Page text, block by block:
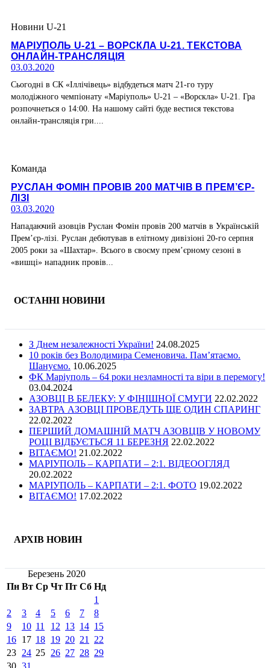
Новини U-21
МАРІУПОЛЬ U-21 – ВОРСКЛА U-21. ТЕКСТОВА
ОНЛАЙН-ТРАНСЛЯЦІЯ
03.03.2020
Сьогодні в СК «Іллічівець» відбудеться матч 21-го туру
молодіжного чемпіонату «Маріуполь» U-21 – «Ворскла» U-21. Гра
розпочнеться о 14:00. На нашому сайті буде вестися текстова
онлайн-трансляція гри....
Команда
РУСЛАН ФОМІН ПРОВІВ 200 МАТЧІВ В ПРЕМ’ЄР-
ЛІЗІ
03.03.2020
Нападаючий азовців Руслан Фомін провів 200 матчів в Українській
Прем’єр-лізі. Руслан дебютував в елітному дивізіоні 20-го серпня
2005 роки за «Шахтар». Всього в своєму прем’єрному сезоні в
«вишці» нападник провів...
ОСТАННІ НОВИНИ
З Днем незалежності України! 24.08.2025
10 років без Володимира Семеновича. Пам’ятаємо.
Шануємо. 10.06.2025
ФК Маріуполь – 64 роки незламності та віри в перемогу!
03.04.2024
АЗОВЦІ В БЕЛЕКУ: У ФІНІШНОЇ СМУГИ 22.02.2022
ЗАВТРА АЗОВЦІ ПРОВЕДУТЬ ЩЕ ОДИН СПАРИНГ
22.02.2022
ПЕРШИЙ ДОМАШНІЙ МАТЧ АЗОВЦІВ У НОВОМУ
РОЦІ ВІДБУЄТЬСЯ 11 БЕРЕЗНЯ 22.02.2022
ВІТАЄМО! 21.02.2022
МАРІУПОЛЬ – КАРПАТИ – 2:1. ВІДЕООГЛЯД
20.02.2022
МАРІУПОЛЬ – КАРПАТИ – 2:1. ФОТО 19.02.2022
ВІТАЄМО! 17.02.2022
АРХІВ НОВИН
Березень 2020
Пн Вт Ср Чт Пт Сб Нд
1
2
3 4 5 6 7
8
9
10 11 12 13 14 15
16 17 18 19 20 21 22
23 24 25 26 27 28 29